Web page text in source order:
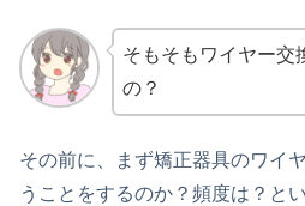
そもそもワイヤー交
の？
その前に、まず矯正器具のワイ
うことをするのか？頻度は？と